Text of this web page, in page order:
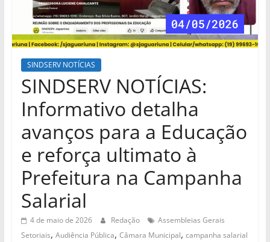
SINDSERV NOTÍCIAS
SINDSERV NOTÍCIAS:
Informativo detalha
avanços para a Educação
e reforça ultimato à
Prefeitura na Campanha
Salarial
4 de maio de 2026 Redação
Assembleias Gerais
Setoriais, Audiência Pública, Câmara Municipal, campanha salarial